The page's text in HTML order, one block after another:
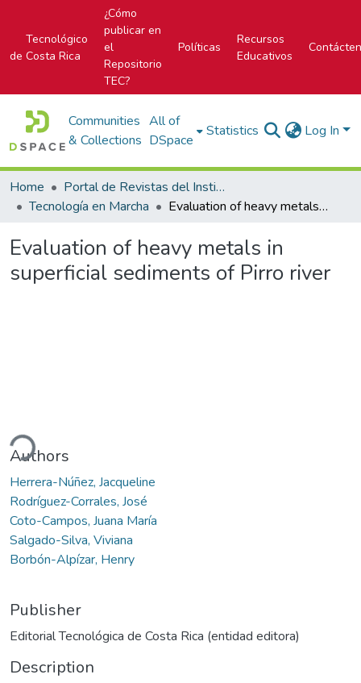
Tecnológico
de Costa Rica
¿Cómo
publicar en
el
Repositorio
TEC?
Políticas
Recursos
Educativos
Communities
& Collections
All of
DSpace
Statistics Log In
Home
Portal de Revistas del Instituto Tecnológico de Costa Rica
Tecnología en Marcha
Evaluation of heavy metals in superficial sediments of Pirro river
Evaluation of heavy metals in
superficial sediments of Pirro river
Authors
Herrera-Núñez, Jacqueline
Rodríguez-Corrales, José
Coto-Campos, Juana María
Salgado-Silva, Viviana
Borbón-Alpízar, Henry
Publisher
Editorial Tecnológica de Costa Rica (entidad editora)
Description